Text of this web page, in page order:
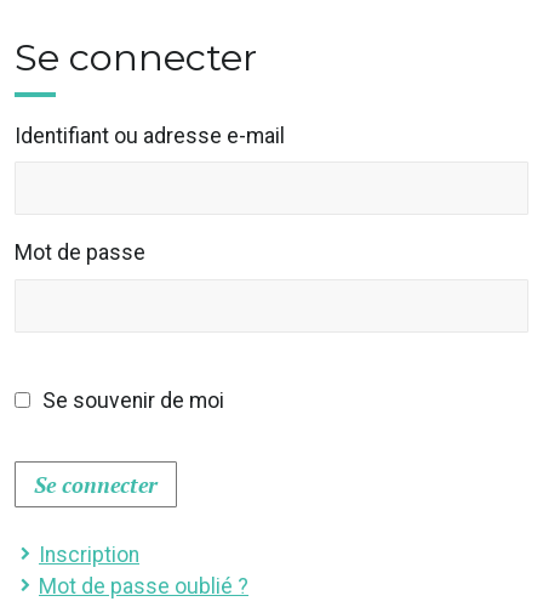
Se connecter
Identifiant ou adresse e-mail
Mot de passe
Se souvenir de moi
Se connecter
Inscription
Mot de passe oublié ?